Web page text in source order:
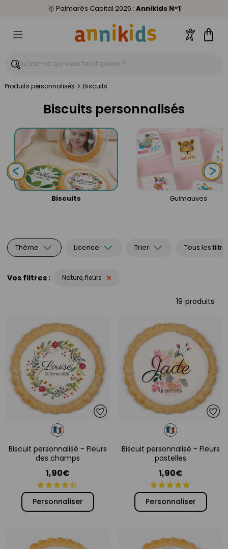
Livraison relais offertedès 59€🚚
🥇 Palmarès Capital 2025 : Annikids N°1
⭐⭐⭐⭐⭐4,6/5(24 000 avis clients)
Compte
Produits personnalisés > Biscuits
Biscuits personnalisés
Biscuits Guimauves
Thème Licence Trier Tous les
Vos filtres Nature, fleurs
19 produits
Biscuit personnalisé - Fleurs
des champs
1,90€
Personnaliser
Biscuit personnalisé - Fleurs
pastelles
1,90€
Personnaliser